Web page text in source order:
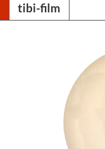
tibi-film